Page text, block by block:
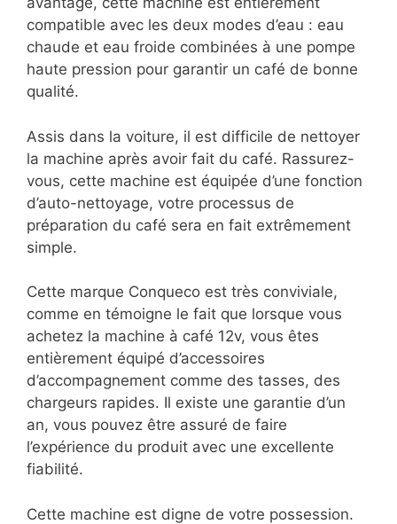
compatible avec les deux modes d’eau : eau
chaude et eau froide combinées à une pompe
haute pression pour garantir un café de bonne
qualité.
Assis dans la voiture, il est difficile de nettoyer
la machine après avoir fait du café. Rassurez-
vous, cette machine est équipée d’une fonction
d’auto-nettoyage, votre processus de
préparation du café sera en fait extrêmement
simple.
Cette marque Conqueco est très conviviale,
comme en témoigne le fait que lorsque vous
achetez la machine à café 12v, vous êtes
entièrement équipé d’accessoires
d’accompagnement comme des tasses, des
chargeurs rapides. Il existe une garantie d’un
an, vous pouvez être assuré de faire
l’expérience du produit avec une excellente
fiabilité.
Cette machine est digne de votre possession.